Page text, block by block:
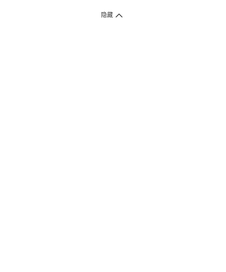
1. 送货到府（受卫生署条例规管产品除外 ）
隐藏